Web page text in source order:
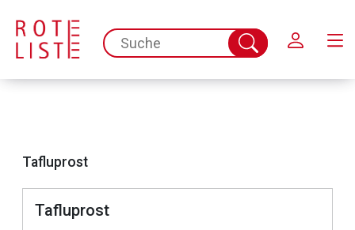
spc.search.input.placeholder
Suche
abschicken
Tafluprost
Tafluprost